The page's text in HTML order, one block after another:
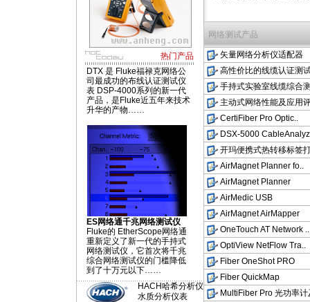
热门产品
DTX 是 Fluke福禄克网络公
司最成功的布线认证测试仪
表 DSP-4000系列的新一代
产品，是Fluke近五年来技术
升华的产物……
ES网络通千兆网络测试仪
Fluke的 EtherScope网络通
重新定义了新一代的手持式
网络测试仪，它首次将千兆
综合网络测试仪的门槛降低
到了十万元以下……
HACH哈希分析仪
水质分析仪表
网络测试产品
矢量网络分析仪适配器
高性价比的线缆认证测
手持式实验室线缆综合
主动式网络性能及应用
CertiFiber Pro Optic..
DSX-5000
开玛便携式热转移标签
AirMagnet Planner fo..
AirMagnet Planner
AirMedic USB
AirMagnet AirMapper
OneTouch AT Network ..
OptiView NetFlow Tra..
Fiber OneShot PRO
Fiber QuickMap
MultiFiber Pro 光功率计